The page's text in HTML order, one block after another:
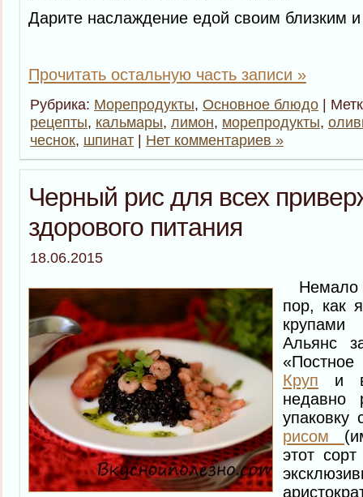
Дарите наслаждение едой своим близким
Прочитать остальную часть записи »
Рубрика: Морепродукты, Основное блюдо |
рецепты, кальмары, лимон, морепродукты,
чеснок, шпинат | Нет комментариев »
Черный рис для всех
здорового питания
18.06.2015
Немало
пор, как
Альянс
Круп и
недавно
упаковку
рисом
этот